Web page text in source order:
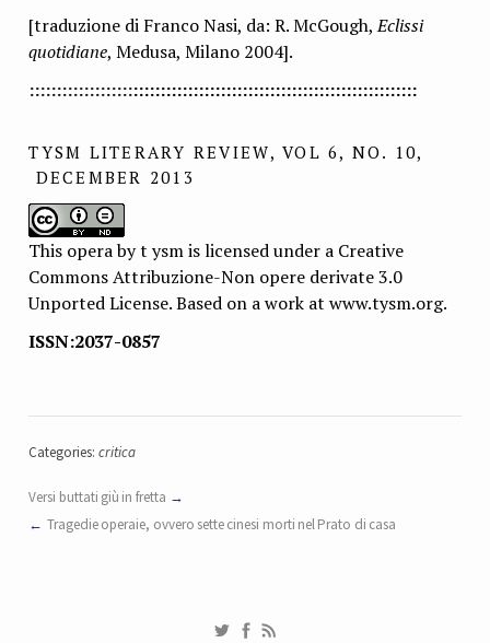
[traduzione di Franco Nasi, da: R. McGough,Eclissi
quotidiane, Medusa, Milano 2004].
:::::::::::::::::::::::::::::::::::::::::::::::::::::::::::::::::::::::
TYSM LITERARY REVIEW, VOL 6, NO. 10,
DECEMBER 2013
This opera by t ysm is licensed under a Creative
Commons Attribuzione-Non opere derivate 3.0
Unported License. Based on a work at www.tysm.org.
ISSN:2037-0857
Categories: critica
Versi buttati giù in fretta
Tragedie operaie, ovvero sette cinesi morti nel Prato di casa